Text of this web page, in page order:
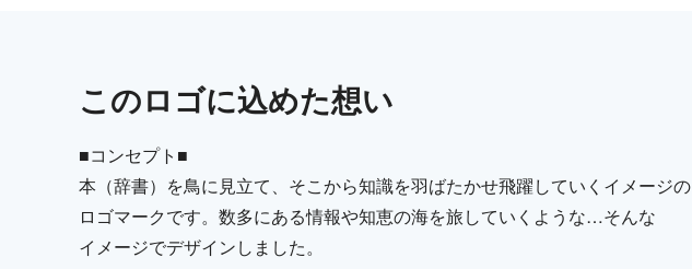
このロゴに込めた想い
■コンセプト■
本（辞書）を鳥に見立て、そこから知識を羽ばたかせ飛躍していくイメージの
ロゴマークです。数多にある情報や知恵の海を旅していくような…そんな
イメージでデザインしました。